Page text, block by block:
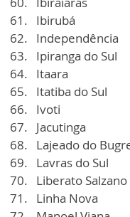
Ibirubá
Independência
Ipiranga do Sul
Itaara
Itatiba do Sul
Ivoti
Jacutinga
Lajeado do
Lavras do Sul
Liberato Salzano
Linha Nova